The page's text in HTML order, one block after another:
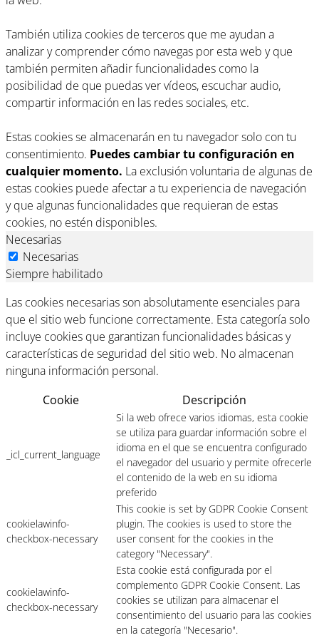
También utiliza cookies de terceros que me ayudan a
analizar y comprender cómo navegas por esta web y que
también permiten añadir funcionalidades como la
posibilidad de que puedas ver vídeos, escuchar audio,
compartir información en las redes sociales, etc.
Estas cookies se almacenarán en tu navegador solo con tu
consentimiento. Puedes cambiar tu configuración en
cualquier momento. La exclusión voluntaria de algunas de
estas cookies puede afectar a tu experiencia de navegación
y que algunas funcionalidades que requieran de estas
cookies, no estén disponibles.
Necesarias
Necesarias
Siempre habilitado
Las cookies necesarias son absolutamente esenciales para
que el sitio web funcione correctamente. Esta categoría solo
incluye cookies que garantizan funcionalidades básicas y
características de seguridad del sitio web. No almacenan
ninguna información personal.
Cookie
Descripción
_icl_current_language
Si la web ofrece varios idiomas, esta cookie
se utiliza para guardar información sobre el
idioma en el que se encuentra configurado
el navegador del usuario y permite ofrecerle
el contenido de la web en su idioma
preferido
cookielawinfo-
checkbox-necessary
This cookie is set by GDPR Cookie Consent
plugin. The cookies is used to store the
user consent for the cookies in the
category "Necessary".
cookielawinfo-
checkbox-necessary
Esta cookie está configurada por el
complemento GDPR Cookie Consent. Las
cookies se utilizan para almacenar el
consentimiento del usuario para las cookies
en la categoría "Necesario".